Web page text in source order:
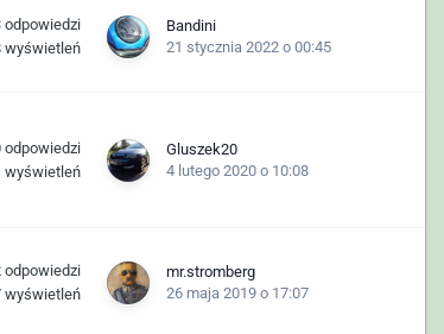
odpowiedzi
wyświetleń
Bandini
21 stycznia 2022 o 00:45
odpowiedzi
wyświetleń
Gluszek20
4 lutego 2020 o 10:08
odpowiedzi
wyświetleń
mr.stromberg
26 maja 2019 o 17:07